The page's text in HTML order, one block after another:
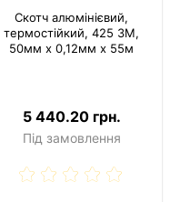
Скотч алюмінієвий,
термостійкий, 425 3M,
50мм х 0,12мм х 55м
5 440.20 грн.
Під замовлення